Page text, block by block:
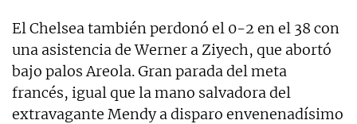
El Chelsea también perdonó el 0-2 en el 38 con
una asistencia de Werner a Ziyech, que abortó
bajo palos Areola. Gran parada del meta
francés, igual que la mano salvadora del
extravagante Mendy a disparo envenenadísimo